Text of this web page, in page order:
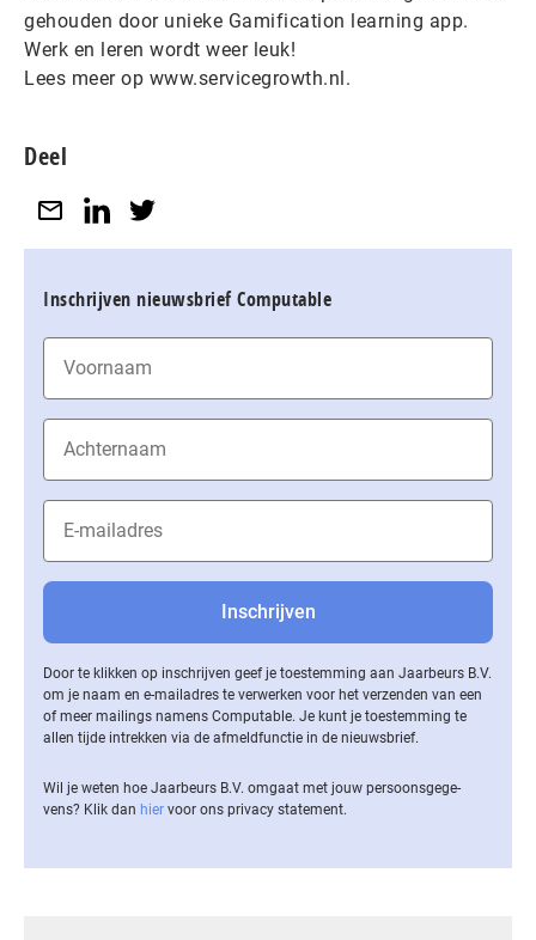
gehouden door unieke Gamification learning app.
Werk en leren wordt weer leuk!
Lees meer op www.servicegrowth.nl.
Deel
Inschrijven nieuwsbrief Computable
Door te klikken op inschrijven geef je toestemming aan Jaarbeurs B.V.
om je naam en e-mailadres te verwerken voor het verzenden van een
of meer mailings namens Computable. Je kunt je toestemming te
allen tijde intrekken via de af­meld­func­tie in de nieuwsbrief.
Wil je weten hoe Jaarbeurs B.V. omgaat met jouw per­soons­ge­ge­
vens? Klik dan hier voor ons privacy statement.